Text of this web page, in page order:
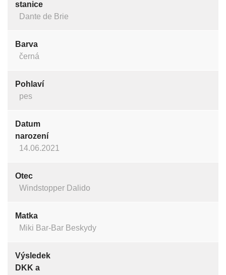
stanice
Dante de Brie
Barva
černá
Pohlaví
pes
Datum
narození
14.06.2021
Otec
Windstopper Dalido
Matka
Miki Bar-Bar Beskydy
Výsledek
DKK a